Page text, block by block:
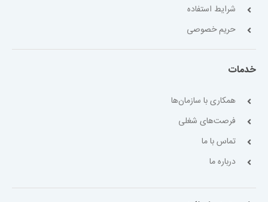
شرایط استفاده
حریم خصوصی
خدمات
همکاری با سازمان‌ها
فرصت‌های شغلی
تماس با ما
درباره ما